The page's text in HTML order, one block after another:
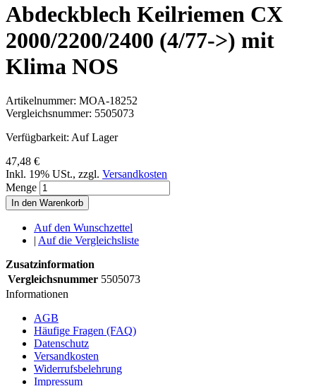
Abdeckblech Keilriemen CX
2000/2200/2400 (4/77->) mit
Klima NOS
Artikelnummer: MOA-18252
Vergleichsnummer: 5505073
Verfügbarkeit: Auf Lager
47,48 €
Inkl. 19% USt., zzgl. Versandkosten
Menge
In den Warenkorb
Auf den Wunschzettel
| Auf die Vergleichsliste
Zusatzinformation
Vergleichsnummer 5505073
Informationen
AGB
Häufige Fragen (FAQ)
Datenschutz
Versandkosten
Widerrufsbelehrung
Impressum